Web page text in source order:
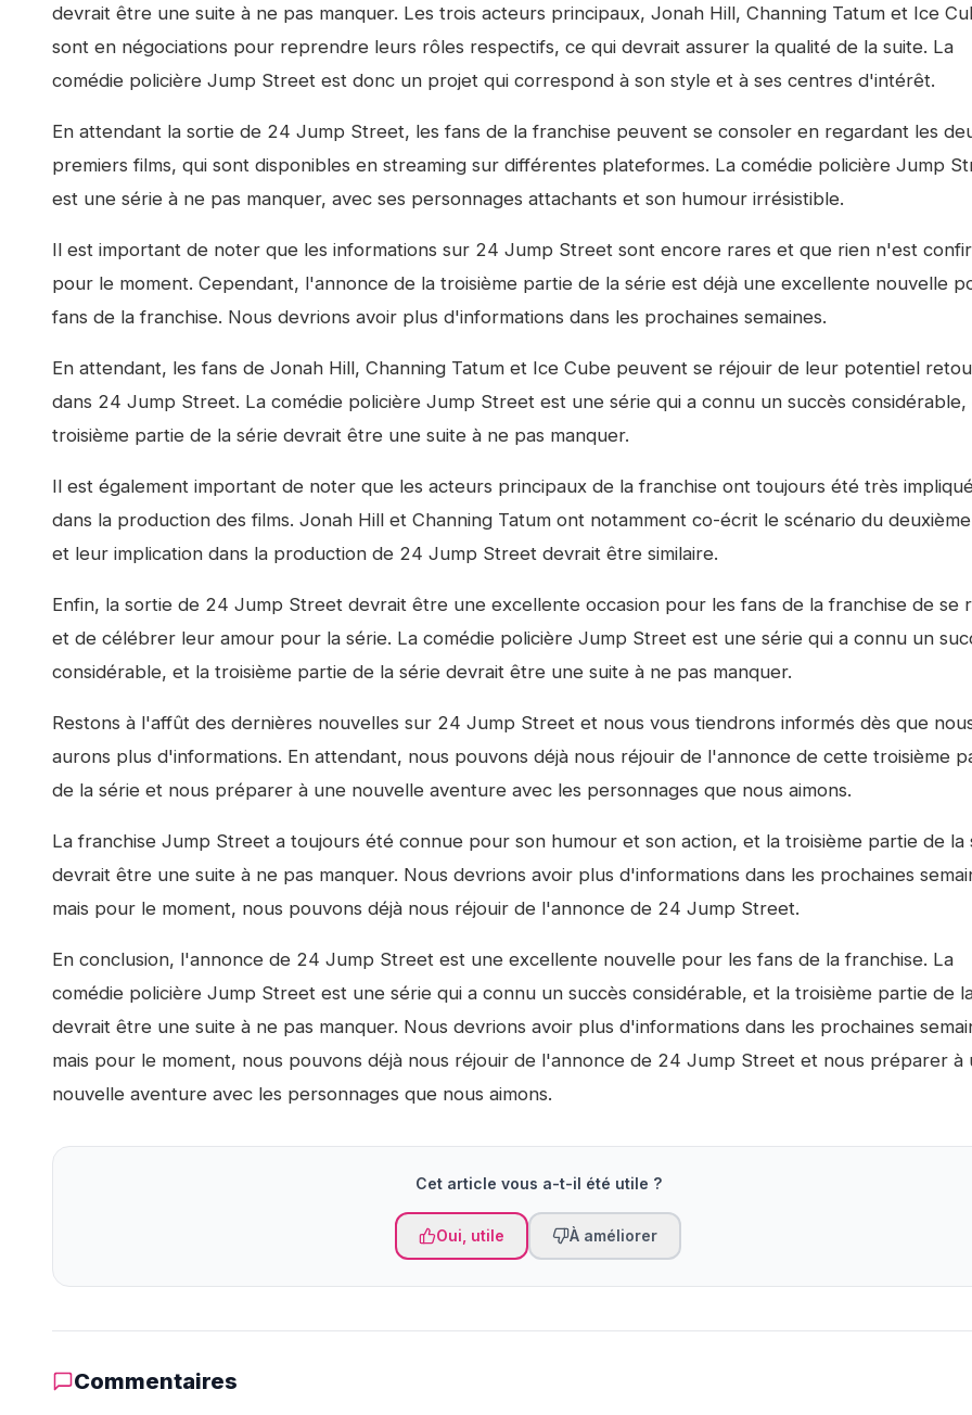
devrait être une suite à ne pas manquer. Les trois acteurs principaux, Jonah Hill, Channing Tatum et Ice
sont en négociations pour reprendre leurs rôles respectifs, ce qui devrait assurer la qualité de la suite. La
comédie policière Jump Street est donc un projet qui correspond à son style et à ses centres d'intérêt.
En attendant la sortie de 24 Jump Street, les fans de la franchise peuvent se consoler en regardant les
premiers films, qui sont disponibles en streaming sur différentes plateformes. La comédie policière Jump
est une série à ne pas manquer, avec ses personnages attachants et son humour irrésistible.
Il est important de noter que les informations sur 24 Jump Street sont encore rares et que rien n'est
pour le moment. Cependant, l'annonce de la troisième partie de la série est déjà une excellente nouvelle
fans de la franchise. Nous devrions avoir plus d'informations dans les prochaines semaines.
En attendant, les fans de Jonah Hill, Channing Tatum et Ice Cube peuvent se réjouir de leur potentiel
dans 24 Jump Street. La comédie policière Jump Street est une série qui a connu un succès considérable,
troisième partie de la série devrait être une suite à ne pas manquer.
Il est également important de noter que les acteurs principaux de la franchise ont toujours été très
dans la production des films. Jonah Hill et Channing Tatum ont notamment co-écrit le scénario du
et leur implication dans la production de 24 Jump Street devrait être similaire.
Enfin, la sortie de 24 Jump Street devrait être une excellente occasion pour les fans de la franchise de se
et de célébrer leur amour pour la série. La comédie policière Jump Street est une série qui a connu un
considérable, et la troisième partie de la série devrait être une suite à ne pas manquer.
Restons à l'affût des dernières nouvelles sur 24 Jump Street et nous vous tiendrons informés dès que
aurons plus d'informations. En attendant, nous pouvons déjà nous réjouir de l'annonce de cette troisième
de la série et nous préparer à une nouvelle aventure avec les personnages que nous aimons.
La franchise Jump Street a toujours été connue pour son humour et son action, et la troisième partie de la
devrait être une suite à ne pas manquer. Nous devrions avoir plus d'informations dans les prochaines
mais pour le moment, nous pouvons déjà nous réjouir de l'annonce de 24 Jump Street.
En conclusion, l'annonce de 24 Jump Street est une excellente nouvelle pour les fans de la franchise. La
comédie policière Jump Street est une série qui a connu un succès considérable, et la troisième partie de
devrait être une suite à ne pas manquer. Nous devrions avoir plus d'informations dans les prochaines
mais pour le moment, nous pouvons déjà nous réjouir de l'annonce de 24 Jump Street et nous préparer à
nouvelle aventure avec les personnages que nous aimons.
Cet article vous a-t-il été utile ?
Oui, utile À améliorer
Commentaires